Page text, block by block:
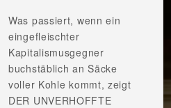
Was passiert, wenn ein
eingefleischter
Kapitalismusgegner
buchstäblich an Säcke
voller Kohle kommt, zeigt
DER UNVERHOFFTE